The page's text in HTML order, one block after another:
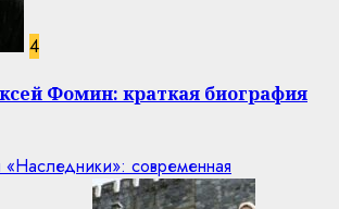
4
Фомин: краткая биография
современная